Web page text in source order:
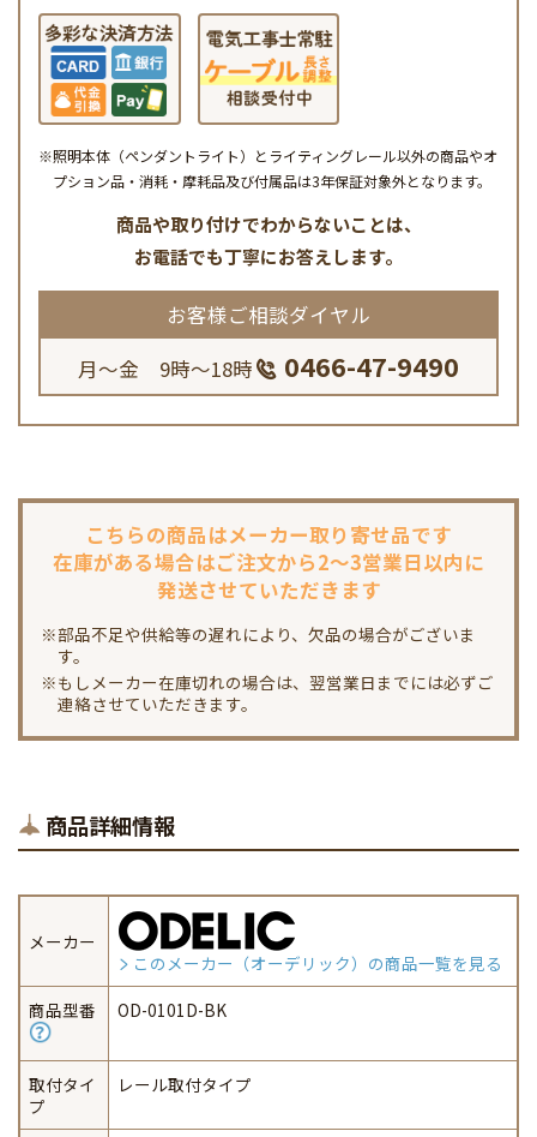
※照明本体（ペンダントライト）とライティングレール以外の商品やオ
プション品・消耗・摩耗品及び付属品は3年保証対象外となります。
商品や取り付けでわからないことは、
お電話でも丁寧にお答えします。
お客様ご相談ダイヤル
月～金 9時～18時
0466-47-9490
こちらの商品はメーカー取り寄せ品です
在庫がある場合はご注文から2～3営業日以内に
発送させていただきます
※部品不足や供給等の遅れにより、欠品の場合がございま
す。
※もしメーカー在庫切れの場合は、翌営業日までには必ずご
連絡させていただきます。
商品詳細情報
メーカー
このメーカー（オーデリック）の商品一覧を見る
商品型番
OD-0101D-BK
取付タイ
プ
レール取付タイプ